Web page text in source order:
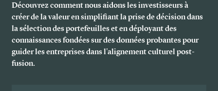
Découvrez comment nous aidons les investisseurs à
créer de la valeur en simplifiant la prise de décision dans
la sélection des portefeuilles et en déployant des
connaissances fondées sur des données probantes pour
guider les entreprises dans l'alignement culturel post-
fusion.